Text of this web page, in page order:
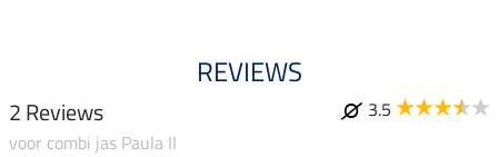
REVIEWS
2 Reviews
3.5
voor combi jas Paula II